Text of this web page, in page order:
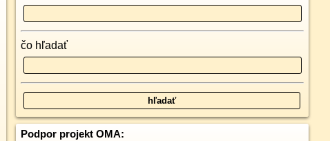
čo hľadať
Podpor projekt OMA: